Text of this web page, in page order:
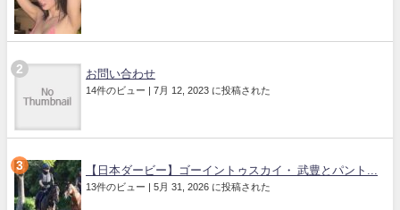
お問い合わせ
14件のビュー | 7月 12, 2023 に投稿された
【日本ダービー】ゴーイントゥスカイ・ 武豊とパント...
13件のビュー | 5月 31, 2026 に投稿された